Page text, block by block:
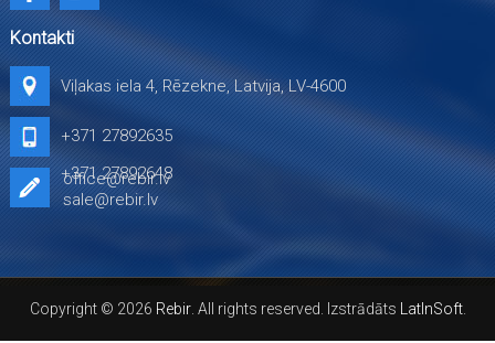
Kontakti
Viļakas iela 4, Rēzekne, Latvija, LV-4600
+371 27892635
+371 27892648
office@rebir.lv
sale@rebir.lv
Copyright © 2026 Rebir. All rights reserved. Izstrādāts LatInSoft.